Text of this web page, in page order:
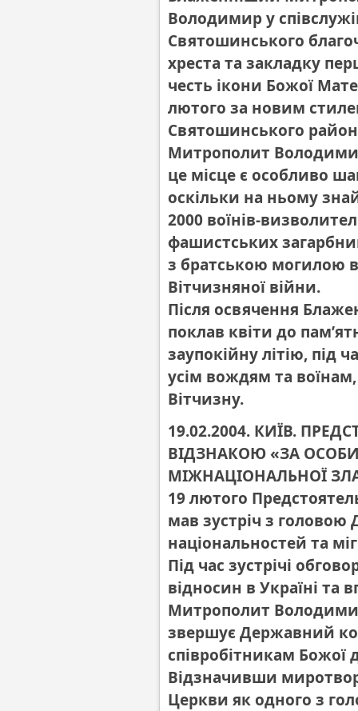
Володимир у
Святошинського
хреста та закладку
честь ікони Божої
лютого за новим
Святошинського
Митрополит
це місце є особливо
оскільки на ньому
2000 воїнів-
фашистських
з братською могилою
Вітчизняної війни.
Після освячення
поклав квіти до
заупокійну літію, під
усім вождям та
Вітчизну.
19.02.2004. КИЇВ.
ВІДЗНАКОЮ «ЗА
МІЖНАЦІОНАЛЬНОЇ
19 лютого
мав зустріч з головою
національностей та
Під час зустрічі
відносин в Україні та
Митрополит
звершує Державний
співробітникам Божої
Відзначивши
Церкви як одного з